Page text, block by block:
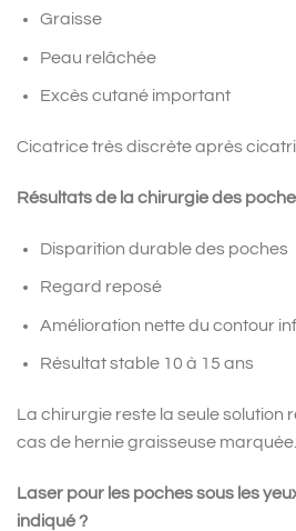
Graisse
Peau relâchée
Excès cutané important
Cicatrice très discrète après
Résultats de la chirurgie des
Disparition durable des poches
Regard reposé
Amélioration nette du contour
Résultat stable 10 à 15 ans
La chirurgie reste la seule solution
cas de hernie graisseuse marquée.
Laser pour les poches sous les
indiqué ?